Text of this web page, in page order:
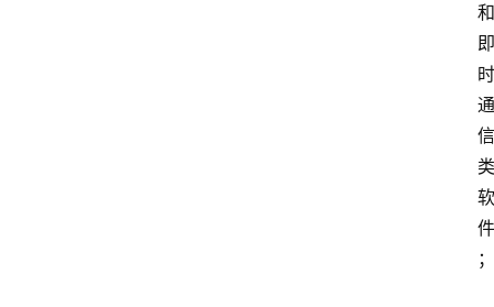
和
即
时
通
信
类
软
件
；